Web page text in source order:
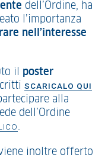
dell’Ordine, ha
l’importanza
nell’interesse
il poster
SCARICALO QUI
alla
dell’Ordine
.
inoltre offerto